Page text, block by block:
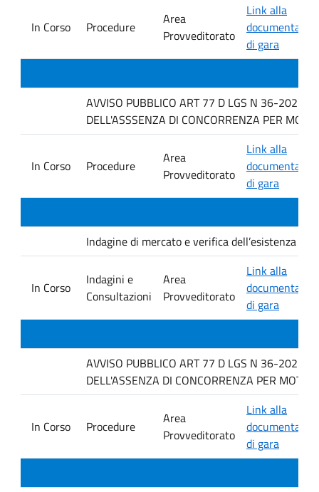
In Corso Procedure
Area
Provveditorato
Link alla
di gara
AVVISO PUBBLICO ART 77 D LGS N 36-2023
DELL'ASSSENZA DI CONCORRENZA PER
In Corso Procedure
Area
Provveditorato
Link alla
di gara
Indagine di mercato e verifica dell’esistenza
In Corso
Indagini e
Consultazioni
Area
Provveditorato
Link alla
di gara
AVVISO PUBBLICO ART 77 D LGS N 36-2023
DELL'ASSENZA DI CONCORRENZA PER MOTIVI
In Corso Procedure
Area
Provveditorato
Link alla
di gara